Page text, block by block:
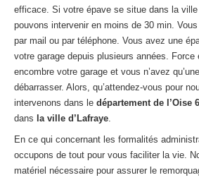
efficace. Si votre épave se situe dans la ville
pouvons intervenir en moins de 30 min.
par mail ou par téléphone. Vous avez une
votre garage depuis plusieurs années. Force
encombre votre garage et vous n’avez
débarrasser. Alors, qu’attendez-vous pour
intervenons dans le département de l’Oise
dans la ville d’Lafraye.
En ce qui concernant les formalités
occupons de tout pour vous faciliter la vie.
matériel nécessaire pour assurer le